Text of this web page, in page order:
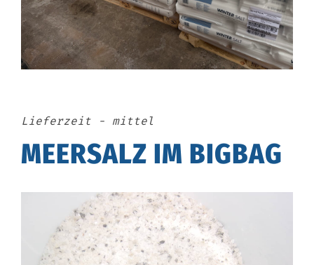
Lieferzeit - mittel
MEERSALZ IM BIGBAG